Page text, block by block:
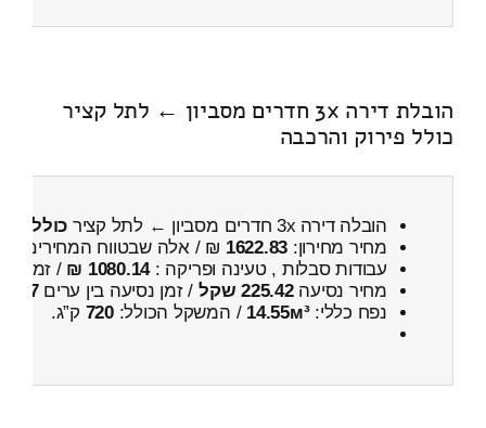
הובלת דירה 3x חדרים מסביון ← לתל קציר
כולל פירוק והרכבה
הובלה דירה 3x חדרים מסביון ← לתל קציר
כולל
מחיר מחירון: 1622.83 ₪ / אלה שבטווח המחירים
עבודות סבלות , טעינה ופריקה :1080.14 ₪ / זמן :
מחיר נסיעה225.42 שקל / זמן נסיעה בין ערים27 דקות
נפח כללי:14.55м³ / המשקל הכולל:720 ק”ג.